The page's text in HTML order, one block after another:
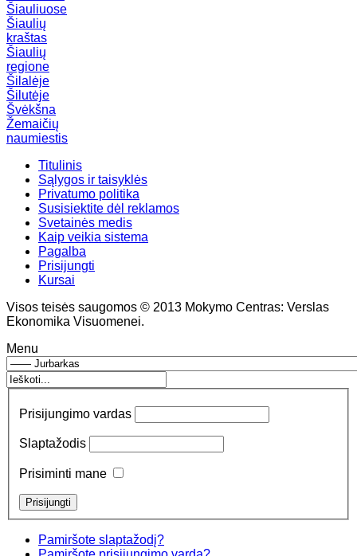
Šiauliuose
Šiaulių
kraštas
Šiaulių
regione
Šilalėje
Šilutėje
Švėkšna
Žemaičių
naumiestis
Titulinis
Sąlygos ir taisyklės
Privatumo politika
Susisiektite dėl reklamos
Svetainės medis
Kaip veikia sistema
Pagalba
Prisijungti
Kursai
Visos teisės saugomos © 2013 Mokymo Centras: Verslas
Ekonomika Visuomenei.
Menu
Prisijungimo vardas
Slaptažodis
Prisiminti mane
Pamiršote slaptažodį?